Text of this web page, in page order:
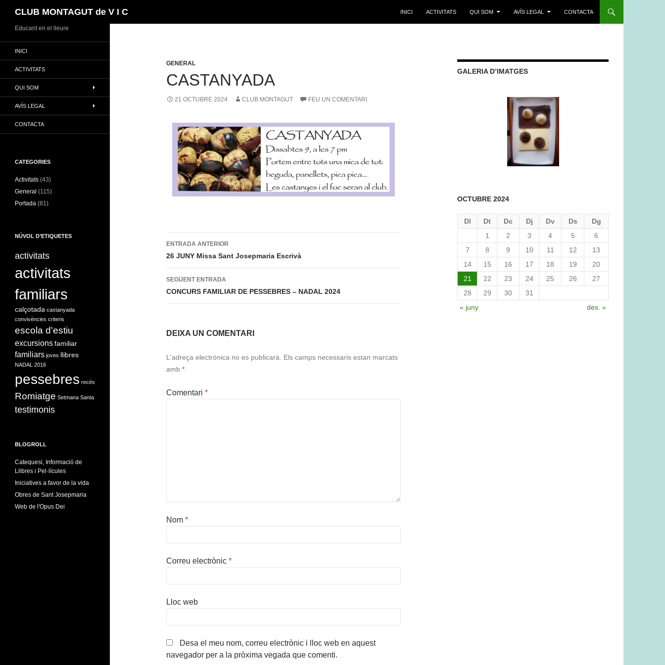
al
contingut
CLUB MONTAGUT de V I C INICI ACTIVITATS QUI SOM AVÍS LEGAL CONTACTA
GENERAL
CASTANYADA
21 OCTUBRE 2024 CLUB MONTAGUT FEU UN COMENTARI
Navegació
per
les
entrades
ENTRADA ANTERIOR
26 JUNY Missa Sant Josepmaria Escrivà
SEGÜENT ENTRADA
CONCURS FAMILIAR DE PESSEBRES – NADAL 2024
DEIXA UN COMENTARI
L'adreça electrònica no es publicarà. Els camps necessaris estan marcats
amb *
Comentari *
Nom *
Correu electrònic *
Lloc web
Desa el meu nom, correu electrònic i lloc web en aquest
navegador per a la pròxima vegada que comenti.
GALERIA D’IMATGES
OCTUBRE 2024
Dl Dt Dc Dj Dv Ds
Dg
1
2 3 4 5
6
7
8 9 10 11 12
13
14
15 16 17 18 19
20
21
22 23 24 25 26
27
28
29 30
31
« juny
des. »
Educant en el lleure
INICI
ACTIVITATS
QUI SOM
AVÍS LEGAL
CONTACTA
CATEGORIES
Activitats (43)
General (115)
Portada (81)
NÚVOL D’ETIQUETES
activitats
activitats
familiars
calçotada castanyada
convivències criteris
escola d'estiu
excursions familiar
familiars joves llibres
NADAL 2016
pessebres recés
Romiatge Setmana Santa
testimonis
BLOGROLL
Catequesi, Informació de
Llibres i Pel·lícules
Iniciatives a favor de la vida
Obres de Sant Josepmaria
Web de l'Opus Dei